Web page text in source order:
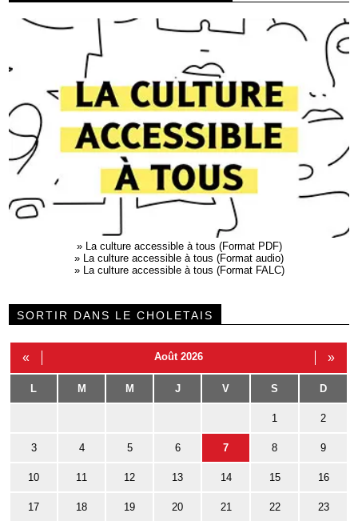
» La culture accessible à tous (Format PDF)
» La culture accessible à tous (Format audio)
» La culture accessible à tous (Format FALC)
SORTIR DANS LE CHOLETAIS
« Août 2026 »
L M M J V S D
1 2
3 4 5 6 7 8 9
10 11 12 13 14 15 16
17 18 19 20 21 22 23